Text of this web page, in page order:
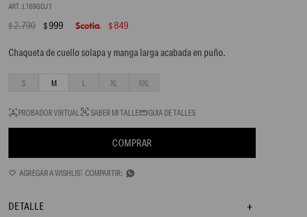
L169GOJ1
$2.790 $999 $849
Chaqueta de cuello solapa y manga larga acabada en puño.
S M L XL XXL
PROBADOR VIRTUAL SABER MI TALLE GUIA DE TALLES
COMPRAR

DETALLE